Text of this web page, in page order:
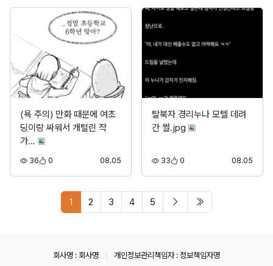
(욕 주의) 만화 때문에 여초
딩이랑 싸워서 개털린 작
가…
36조회0 08.05
탈북자 경리누나 모텔 데려
간 썰.jpg
33조회0 08.05
1 페이지 현재
2 3 4 5 다음 페이지
회사명 : 회사명 개인정보관리책임자 : 정보책임자명